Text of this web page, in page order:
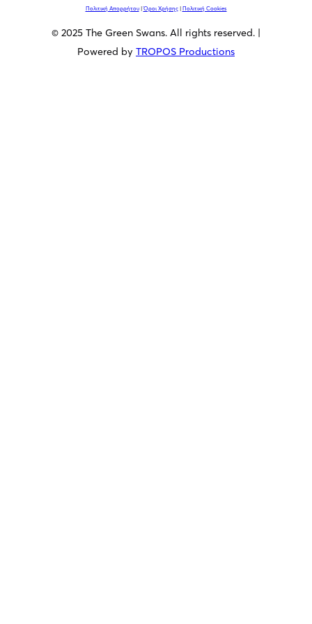
Πολιτική Απορρήτου|Όροι Χρήσης| Πολιτική Cookies
© 2025 The Green Swans. All rights reserved. |
Powered by TROPOS Productions